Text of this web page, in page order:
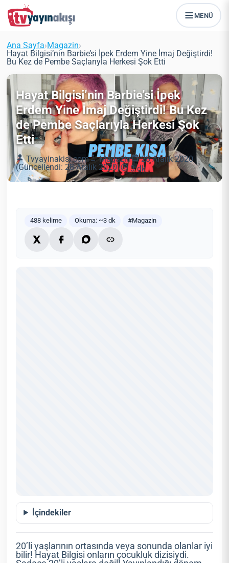
MENÜ
Ana Sayfa›Magazin›
Hayat Bilgisi’nin Barbie’si İpek Erdem Yine İmaj Değiştirdi!
Bu Kez de Pembe Saçlarıyla Herkesi Şok Etti
Hayat Bilgisi’nin Barbie’si İpek
Erdem Yine İmaj Değiştirdi! Bu Kez
de Pembe Saçlarıyla Herkesi Şok
Etti
Tvyayinakisi.com Magazin
28 Aralık 2020
(Güncellendi: 28 Aralık 2020)
3 dk
488 kelime Okuma: ~3 dk #Magazin
İçindekiler
20’li yaşlarının ortasında veya sonunda olanlar iyi
bilir! Hayat Bilgisi onların çocukluk dizisiydi.